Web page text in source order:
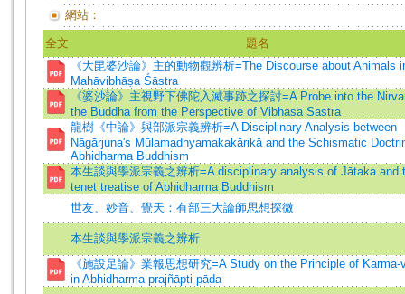
網站：
全文
題名
《大毘婆沙論》主的動物觀辨析=The Discourse about Animals
Mahāvibhāṣa Śāstra
《婆沙論》主視野下佛陀入滅事跡之探討=A Probe into the
the Buddha from the Perspective of Vibhasa Sastra
龍樹《中論》與部派宗義辨析=A Disciplinary Analysis between
Nāgārjuna's Mūlamadhyamakakārikā and the Schismatic
Abhidharma Buddhism
本生談與學派宗義之辨析=A disciplinary analysis of Jātaka and
tenet treatise of Abhidharma Buddhism
世友、妙音、覺天：有部三大論師思想探微
本生談與學派宗義之辨析
《施設足論》業報思想研究=A Study on the Principle of Karma-
in Abhidharma prajñāpti-pāda